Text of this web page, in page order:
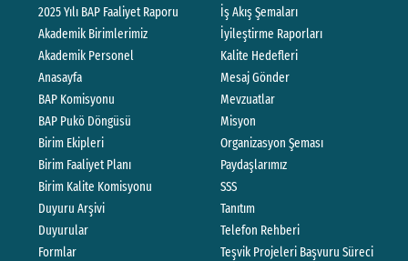
2025 Yılı BAP Faaliyet Raporu
Akademik Birimlerimiz
Akademik Personel
Anasayfa
BAP Komisyonu
BAP Pukö Döngüsü
Birim Ekipleri
Birim Faaliyet Planı
Birim Kalite Komisyonu
Duyuru Arşivi
Duyurular
Formlar
İş Akış Şemaları
İyileştirme Raporları
Kalite Hedefleri
Mesaj Gönder
Mevzuatlar
Misyon
Organizasyon Şeması
Paydaşlarımız
SSS
Tanıtım
Telefon Rehberi
Teşvik Projeleri Başvuru Süreci